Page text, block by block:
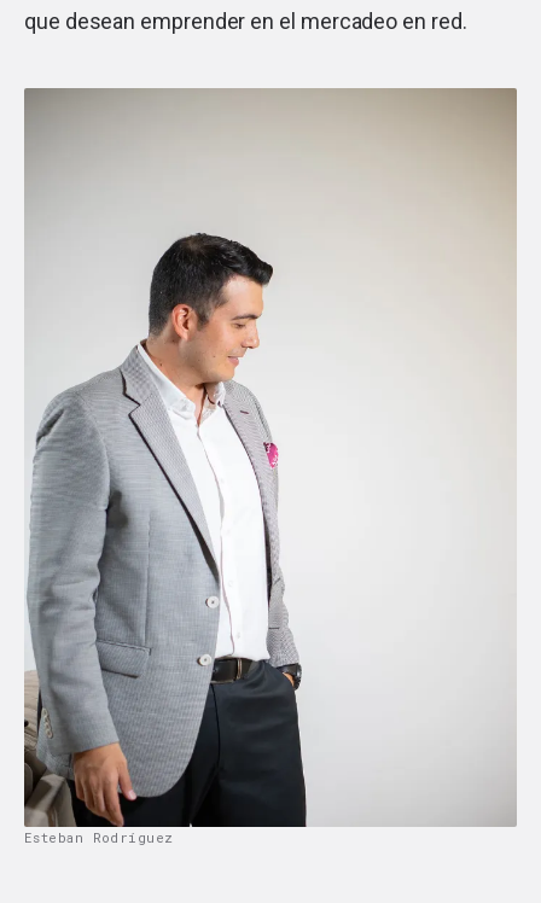
que desean emprender en el mercadeo en red.
Esteban Rodríguez